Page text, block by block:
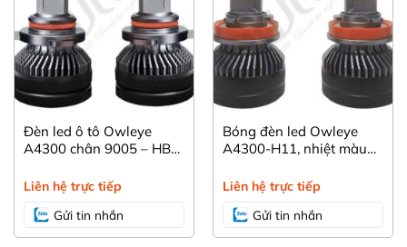
Đèn led ô tô Owleye
A4300 chân 9005 – HB3,
bám đường, hỗ trợ đi
Liên hệ trực tiếp
Gửi tin nhắn
Bóng đèn led Owleye
A4300-H11, nhiệt màu
hình.
Liên hệ trực tiếp
Gửi tin nhắn